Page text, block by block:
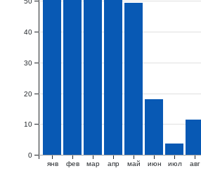
янв фев мар апр май июн июл авг
0
10
20
30
40